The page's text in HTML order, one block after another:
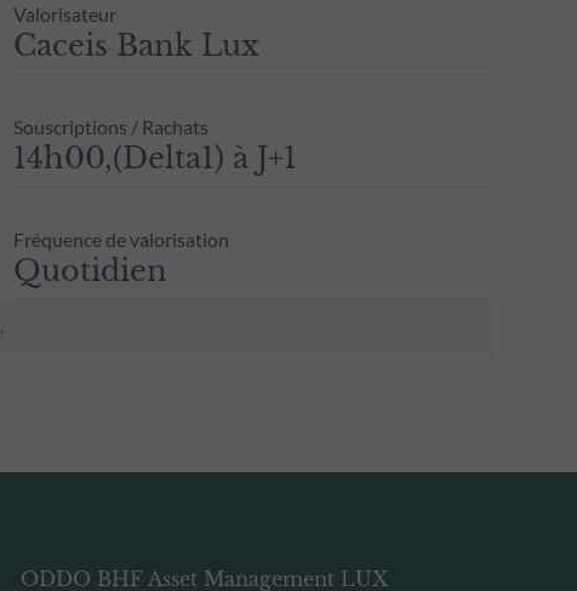
Valorisateur
Caceis Bank Lux
Souscriptions / Rachats
14h00,(Delta1) à J+1
Fréquence de valorisation
Quotidien
ODDO BHF Asset Management LUX